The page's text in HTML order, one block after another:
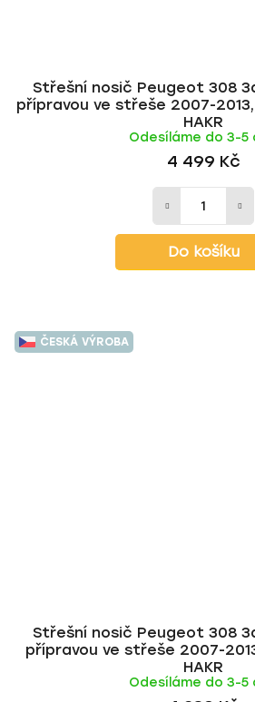
Střešní nosič Peugeot 308
přípravou ve střeše 2007-2013,
HAKR
Odesíláme do 3-5
4 499 Kč
Do košíku
ČESKÁ VÝROBA
Střešní nosič Peugeot 308
přípravou ve střeše 2007-
HAKR
Odesíláme do 3-5